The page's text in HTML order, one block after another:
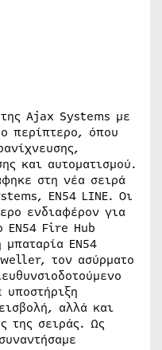
Ajax Systems με
περίπτερο, όπου
και αυτοματισμού.
στη νέα σειρά
EN54 LINE. Οι
ενδιαφέρον για
EN54 Fire Hub
EN54
τον ασύρματο
υποστήριξη
αλλά και
της σειράς. Ως